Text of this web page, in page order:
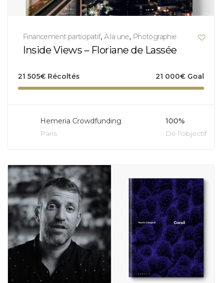
Financement participatif, À la une, Photographie
Inside Views – Floriane de Lassée
21 505€ Récoltés 21 000€ Goal
Hemeria Crowdfunding
Paris
100%
De l'objectif